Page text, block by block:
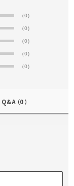
(0)
(0)
(0)
(0)
(0)
Q&A （0）